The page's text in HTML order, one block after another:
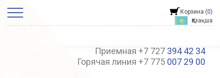
Корзина (0)
Қазақша
Приемная +7 727 394 42 34
Горячая линия +7 775 007 29 00